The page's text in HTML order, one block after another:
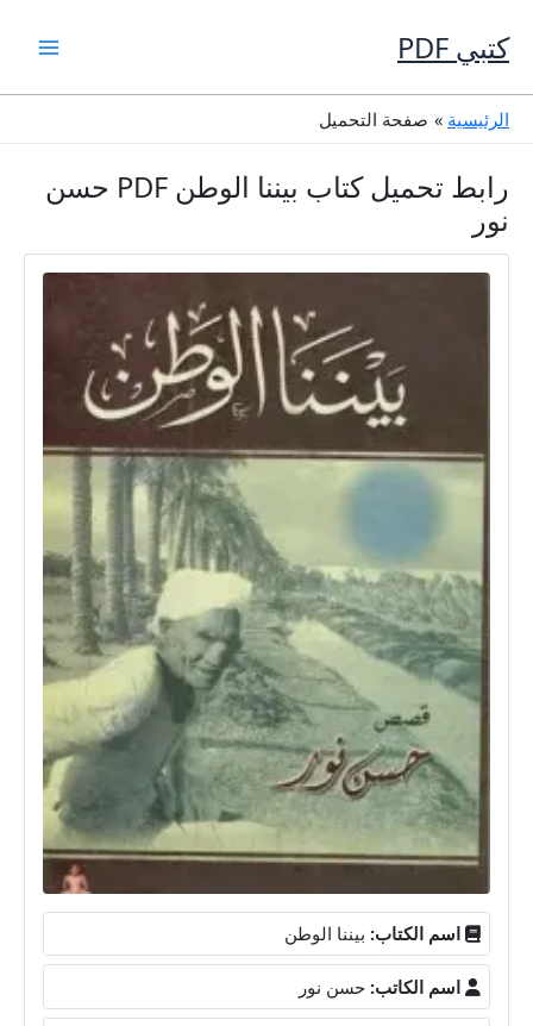
إلى
المحتوى
كتبي PDF
الرئيسية صفحة التحميل
رابط تحميل كتاب بيننا الوطن PDF حسن
نور
اسم الكتاب: بيننا الوطن
اسم الكاتب: حسن نور